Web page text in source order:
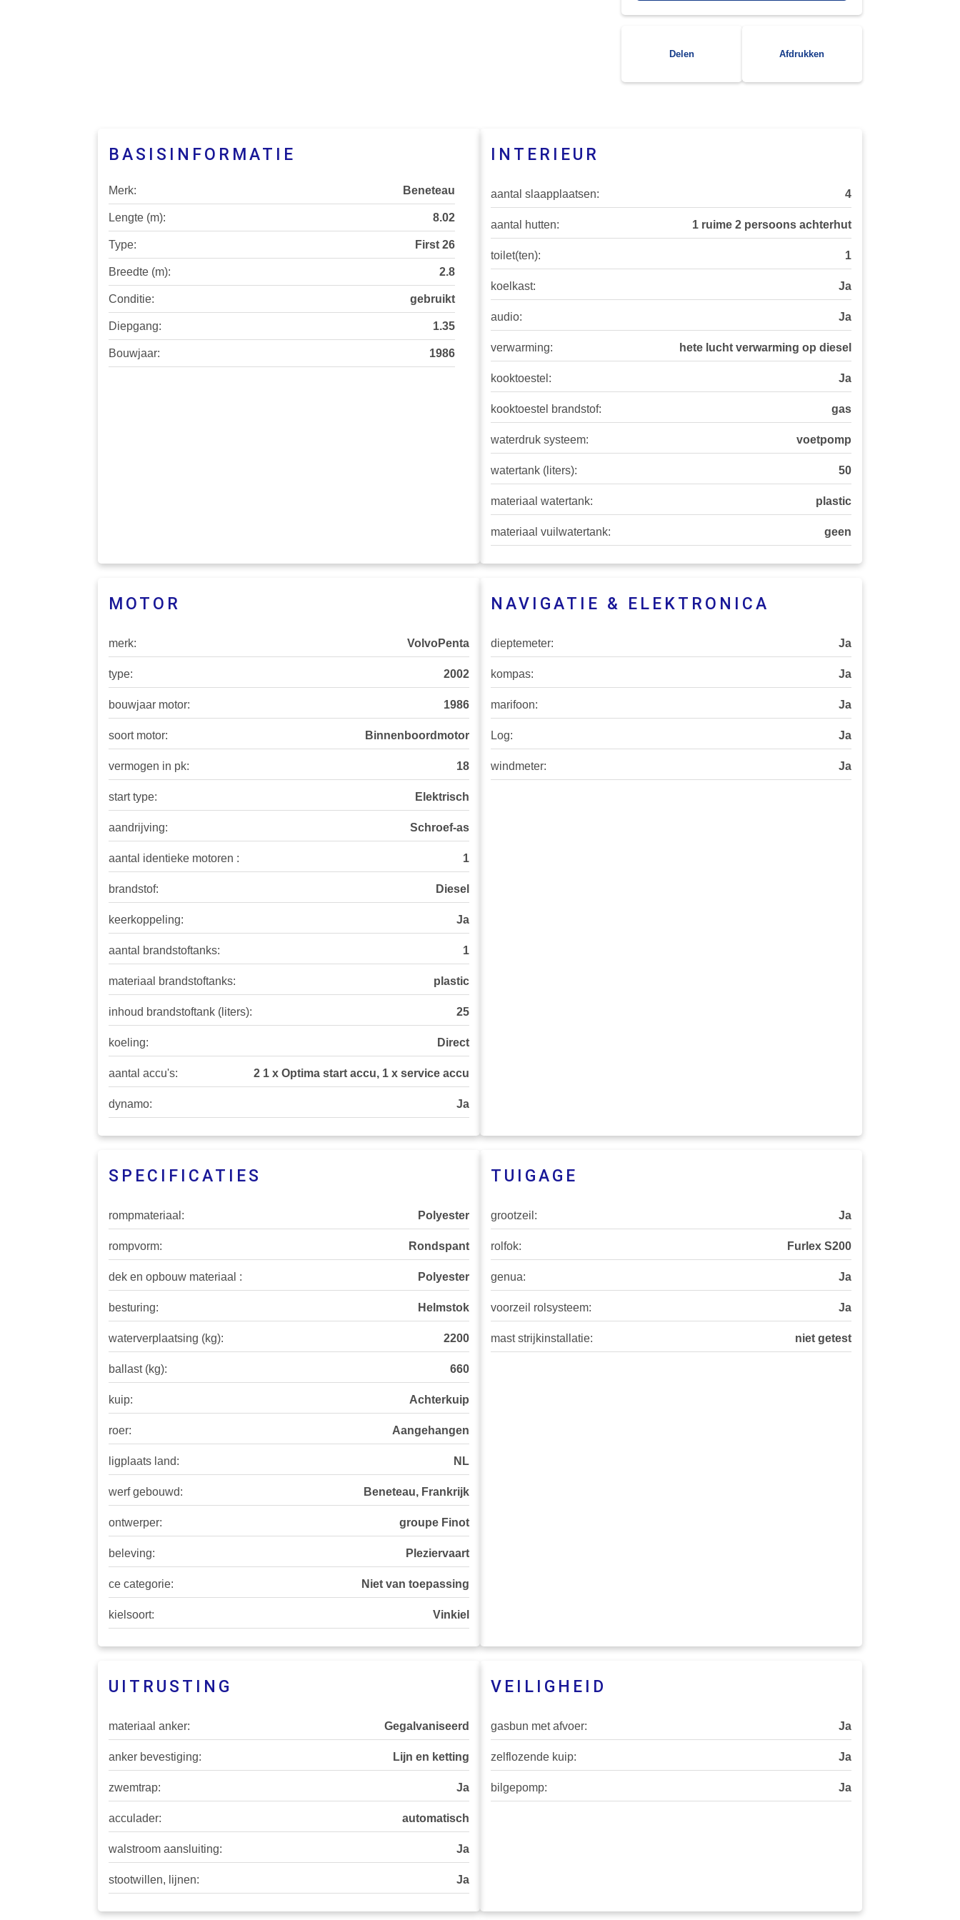
Delen Afdrukken
BASISINFORMATIE
Merk: Beneteau
Lengte (m): 8.02
Type: First 26
Breedte (m): 2.8
Conditie: gebruikt
Diepgang: 1.35
Bouwjaar: 1986
INTERIEUR
aantal slaapplaatsen: 4
aantal hutten: 1 ruime 2 persoons achterhut
toilet(ten): 1
koelkast: Ja
audio: Ja
verwarming: hete lucht verwarming op diesel
kooktoestel: Ja
kooktoestel brandstof: gas
waterdruk systeem: voetpomp
watertank (liters): 50
materiaal watertank: plastic
materiaal vuilwatertank: geen
MOTOR
merk: VolvoPenta
type: 2002
bouwjaar motor: 1986
soort motor: Binnenboordmotor
vermogen in pk: 18
start type: Elektrisch
aandrijving: Schroef-as
aantal identieke motoren : 1
brandstof: Diesel
keerkoppeling: Ja
aantal brandstoftanks: 1
materiaal brandstoftanks: plastic
inhoud brandstoftank (liters): 25
koeling: Direct
aantal accu's: 2 1 x Optima start accu, 1 x service accu
dynamo: Ja
NAVIGATIE & ELEKTRONICA
dieptemeter: Ja
kompas: Ja
marifoon: Ja
Log: Ja
windmeter: Ja
SPECIFICATIES
rompmateriaal: Polyester
rompvorm: Rondspant
dek en opbouw materiaal : Polyester
besturing: Helmstok
waterverplaatsing (kg): 2200
ballast (kg): 660
kuip: Achterkuip
roer: Aangehangen
ligplaats land: NL
werf gebouwd: Beneteau, Frankrijk
ontwerper: groupe Finot
beleving: Pleziervaart
ce categorie: Niet van toepassing
kielsoort: Vinkiel
TUIGAGE
grootzeil: Ja
rolfok: Furlex S200
genua: Ja
voorzeil rolsysteem: Ja
mast strijkinstallatie: niet getest
UITRUSTING
materiaal anker: Gegalvaniseerd
anker bevestiging: Lijn en ketting
zwemtrap: Ja
acculader: automatisch
walstroom aansluiting: Ja
stootwillen, lijnen: Ja
VEILIGHEID
gasbun met afvoer: Ja
zelflozende kuip: Ja
bilgepomp: Ja